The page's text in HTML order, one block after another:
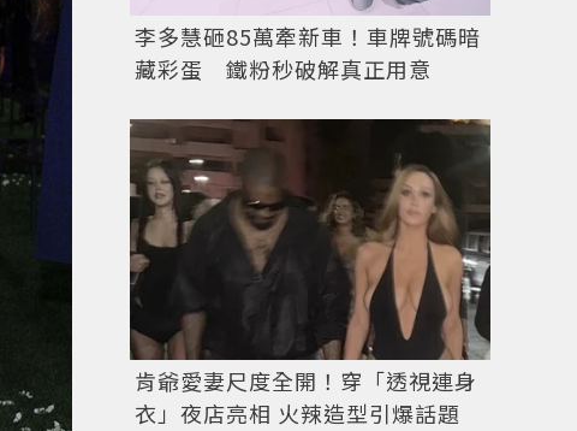
李多慧砸85萬牽新車！車牌號碼暗
藏彩蛋 鐵粉秒破解真正用意
肯爺愛妻尺度全開！穿「透視連身
衣」夜店亮相 火辣造型引爆話題